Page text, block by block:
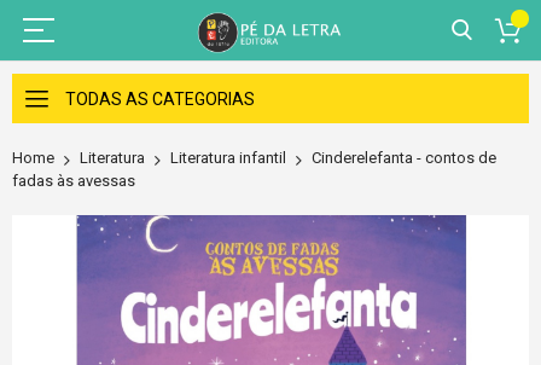
Skip
to
Content
TODAS AS CATEGORIAS
Home Literatura Literatura infantil
Cinderelefanta - contos de
fadas às avessas